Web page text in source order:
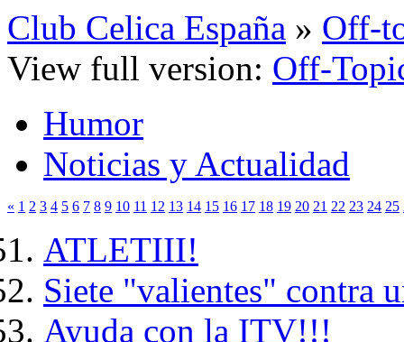
Club Celica España » Off-
View full version: Off-
Humor
Noticias y Actualidad
« 1 2 3 4 5 6 7 8 9 10 11 12 13 14 15 16 17 18 19 20 21 22 23 24 25
ATLETIII!
Siete "valientes" contra
Ayuda con la ITV!!!